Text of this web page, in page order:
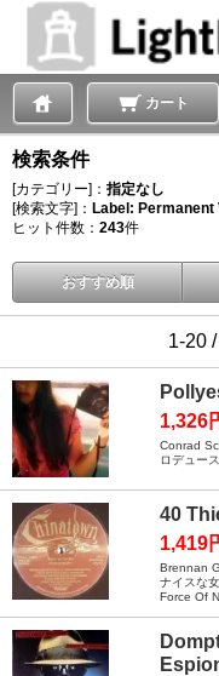
カート
検索条件
[カテゴリー]： 指定なし
[検索文字]： Label: Permanent
ヒット件数： 243件
おすすめ順
1-20
1,326
Conrad
ロデュー
40
1,419
Brennan
ナイスな
Force Of